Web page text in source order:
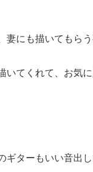
妻にも描いてもらう
いてくれて、お気
ギターもいい音出